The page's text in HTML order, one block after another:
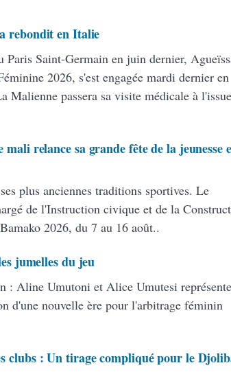
rebondit en Italie
Saint-Germain en juin dernier,
2026, s'est engagée mardi dernier en
Malienne passera sa visite médicale à
relance sa grande fête de la jeunesse
plus anciennes traditions sportives. Le
de l'Instruction civique et de la
2026, du 7 au 16 août..
jumelles du jeu
: Aline Umutoni et Alice Umutesi
d'une nouvelle ère pour l'arbitrage féminin
clubs : Un tirage compliqué pour le